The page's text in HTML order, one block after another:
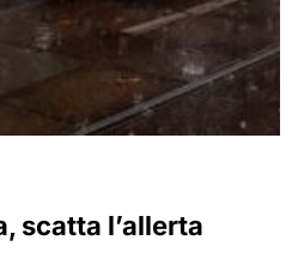
scatta l’allerta